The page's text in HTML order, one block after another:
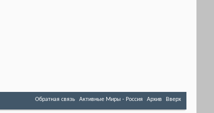
Обратная связь Активные Миры - Россия Архив Вверх